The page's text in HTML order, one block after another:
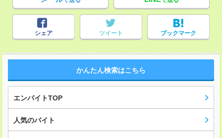
シェア ツイート ブックマーク
かんたん検索はこちら
エンバイトTOP
人気のバイト